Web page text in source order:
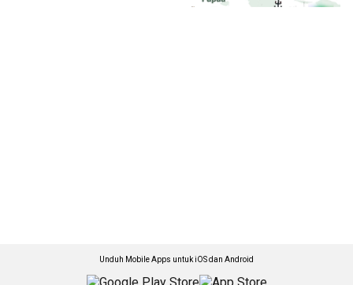
Unduh Mobile Apps untuk iOS dan Android